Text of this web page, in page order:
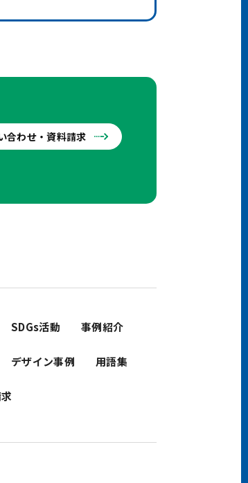
合わせ・資料請求
SDGs活動 事例紹介
デザイン事例 用語集